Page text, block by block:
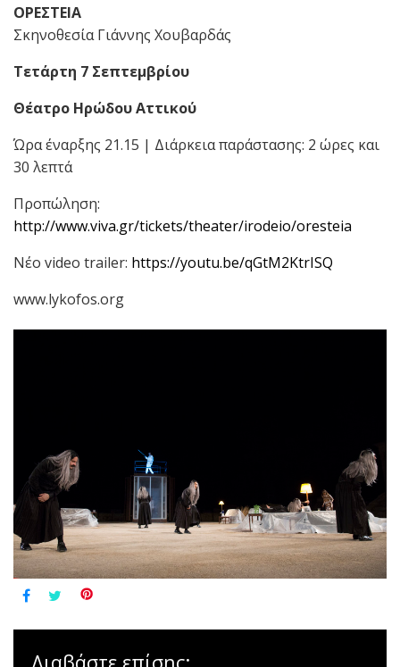
ΟΡΕΣΤΕΙΑ
Σκηνοθεσία Γιάννης Χουβαρδάς
Τετάρτη 7 Σεπτεμβρίου
Θέατρο Ηρώδου Αττικού
Ώρα έναρξης 21.15 | Διάρκεια παράστασης: 2 ώρες και
30 λεπτά
Προπώληση:
http://www.viva.gr/tickets/theater/irodeio/oresteia
Νέο video trailer: https://youtu.be/qGtM2KtrISQ
www.lykofos.org